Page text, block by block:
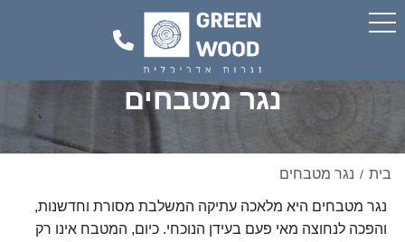
נגר מטבחים
בית / נגר מטבחים
נגר מטבחים היא מלאכה עתיקה המשלבת מסורת וחדשנות,
והפכה לנחוצה מאי פעם בעידן הנוכחי. כיום, המטבח אינו רק